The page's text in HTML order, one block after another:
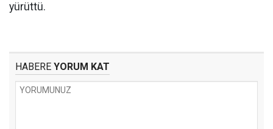
yürüttü.
HABERE YORUM KAT